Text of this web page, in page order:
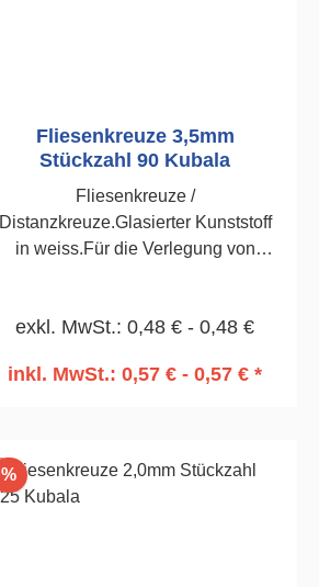
Fliesenkreuze 3,5mm
Stückzahl 90 Kubala
Fliesenkreuze /
Distanzkreuze.Glasierter Kunststoff
in weiss.Für die Verlegung von
exkl. MwSt.: 0,48 € - 0,48 €
inkl. MwSt.: 0,57 € - 0,57 € *
%Rabatt